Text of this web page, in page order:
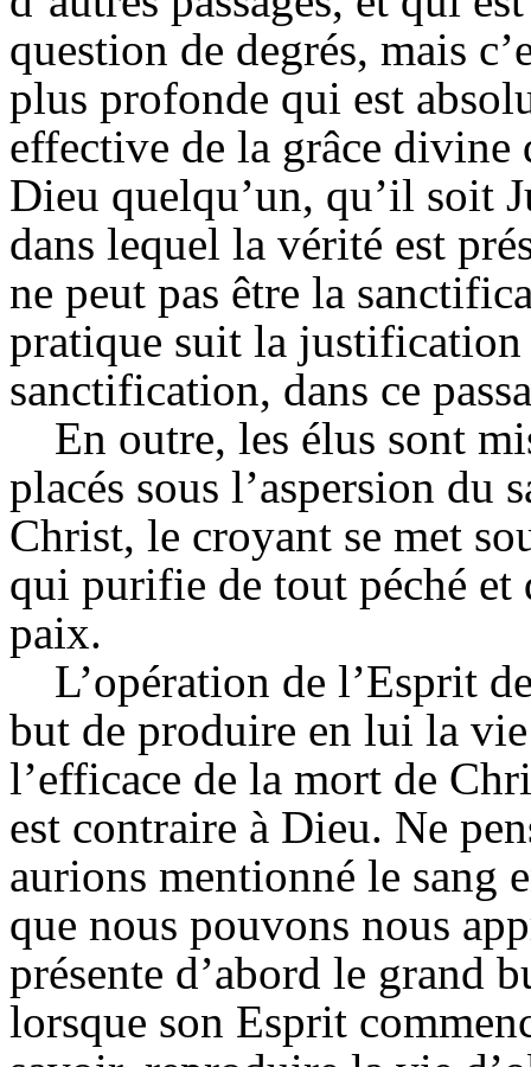
question de degrés, mais
plus profonde qui est
effective de la grâce divine
Dieu quelqu’un, qu’il soit
dans lequel la vérité est
ne peut pas être la
pratique suit la justification
sanctification, dans ce
En outre, les élus sont
placés sous l’aspersion du
Christ, le croyant se met
qui purifie de tout péché
paix.
L’opération de l’Esprit
but de produire en lui la
l’efficace de la mort de
est contraire à Dieu. Ne
aurions mentionné le sang
que nous pouvons nous
présente d’abord le grand
lorsque son Esprit